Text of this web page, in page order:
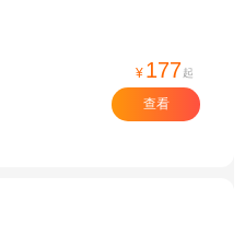
¥ 177起
查看